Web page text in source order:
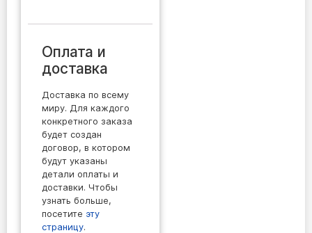
Оплата и
доставка
Доставка по всему
миру. Для каждого
конкретного заказа
будет создан
договор, в котором
будут указаны
детали оплаты и
доставки. Чтобы
узнать больше,
посетите эту
страницу.